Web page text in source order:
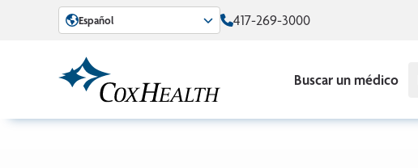
Skip to Main Content
Español 417-269-3000
Buscar un médico